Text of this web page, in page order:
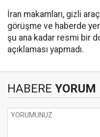
İran makamları, gizli
görüşme ve haberde
şu ana kadar resmi bir
açıklaması yapmadı.
HABERE YORUM